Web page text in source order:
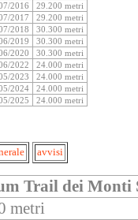
2016
29.200 metri
2017
29.200 metri
2018
30.300 metri
2019
30.300 metri
2020
30.300 metri
2022
24.000 metri
2023
24.000 metri
2024
24.000 metri
2025 24.000 metri
avvisi
Trail dei Monti
metri